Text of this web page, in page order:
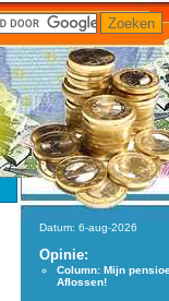
Datum: 6-aug-2026
Opinie:
Column: Mijn
Aflossen!